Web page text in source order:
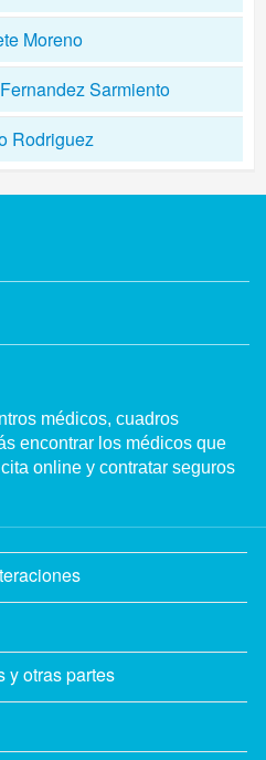
Moreno
Sarmiento
Rodriguez
médicos, cuadros
encontrar los médicos que
online y contratar seguros
y otras partes